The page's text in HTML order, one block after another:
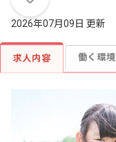
2026年07月09日 更新
求人内容 働く環境